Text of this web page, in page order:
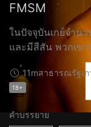
FMSM
ในปัจจุบันเกย์จำน
และมีสีสัน พวกเข
11mสาธารณรัฐเ
18+
คำบรรยาย